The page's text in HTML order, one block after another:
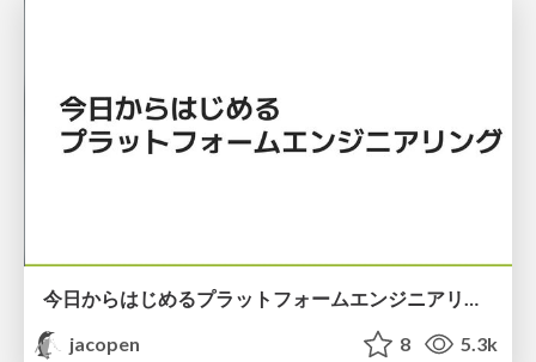
今日からはじめるプラットフォームエンジニアリング
jacopen
8 5.3k